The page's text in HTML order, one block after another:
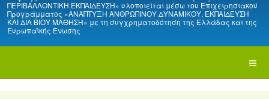
ΠΕΡΙΒΑΛΛΟΝΤΙΚΗ ΕΚΠΑΙΔΕΥΣΗ» υλοποιείται μέσω του Επιχειρησιακού
Προγράμματος «ΑΝΑΠΤΥΞΗ ΑΝΘΡΩΠΙΝΟΥ ΔΥΝΑΜΙΚΟΥ, ΕΚΠΑΙΔΕΥΣΗ
ΚΑΙ ΔΙΑ ΒΙΟΥ ΜΑΘΗΣΗ» με τη συγχρηματοδότηση της Ελλάδας και της
Ευρωπαϊκής Ένωσης